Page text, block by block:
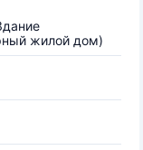
жилой дом)